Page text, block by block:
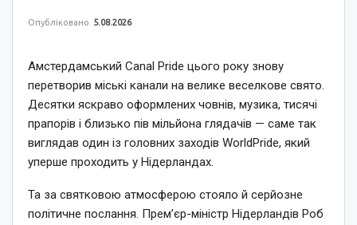
Опубліковано 5.08.2026
Амстердамський Canal Pride цього року знову
перетворив міські канали на велике веселкове свято.
Десятки яскраво оформлених човнів, музика, тисячі
прапорів і близько пів мільйона глядачів — саме так
виглядав один із головних заходів WorldPride, який
уперше проходить у Нідерландах.
Та за святковою атмосферою стояло й серйозне
політичне послання. Прем’єр-міністр Нідерландів Роб